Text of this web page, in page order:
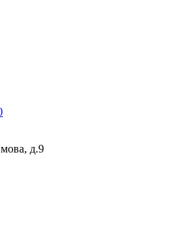
д.9